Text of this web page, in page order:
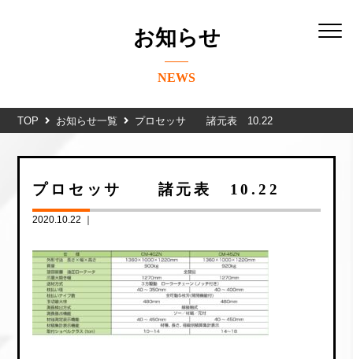
お知らせ
NEWS
TOP お知らせ一覧 プロセッサ 諸元表 10.22
プロセッサ 諸元表 10.22
2020.10.22 ｜